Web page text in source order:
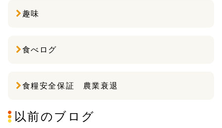
趣味
食べログ
食糧安全保証 農業衰退
以前のブログ